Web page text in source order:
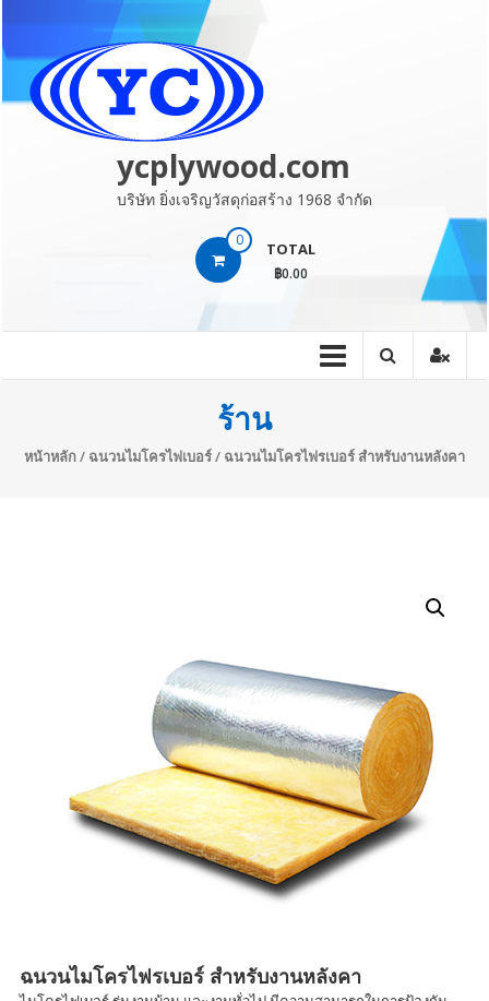
content
ycplywood.com
บริษัท ยิ่งเจริญวัสดุก่อสร้าง 1968 จำกัด
0 TOTAL
฿0.00
ร้าน
หน้าหลัก/ ฉนวนไมโครไฟเบอร์/ ฉนวนไมโครไฟรเบอร์ สำหรับงานหลังคา
ฉนวนไมโครไฟรเบอร์ สำหรับงานหลังคา